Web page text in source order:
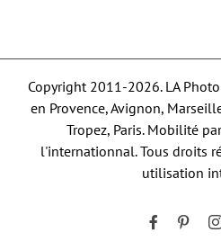
Copyright 2011-2026. LA
en Provence, Avignon,
Tropez, Paris. Mobilité
l'internationnal. Tous droits
utilisation
Facebook